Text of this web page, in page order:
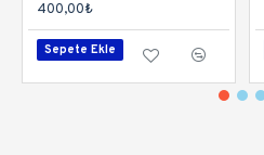
400,00₺
Sepete Ekle